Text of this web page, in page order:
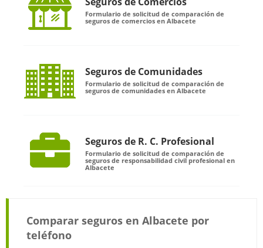
Formulario de solicitud de comparación de
seguros de comercios en Albacete
Seguros de Comunidades
Formulario de solicitud de comparación de
seguros de comunidades en Albacete
Seguros de R. C. Profesional
Formulario de solicitud de comparación de
seguros de responsabilidad civil profesional en
Albacete
Comparar seguros en Albacete por
teléfono